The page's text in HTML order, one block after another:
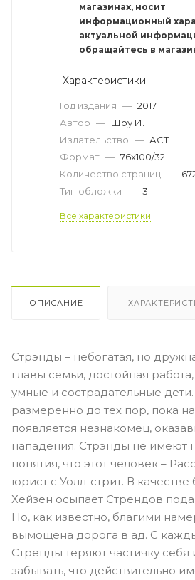
магазинах, носит
информационный
актуальной
обращайтесь в
Характеристики
Год издания — 2017
Автор — Шоу И.
Издательство — АСТ
Формат — 76x100/32
Количество страниц —
Тип обложки — 3
Все характеристики
ОПИСАНИЕ
Стрэнды – небогатая, но
главы семьи, достойная
умные и сострадательные
размеренно до тех пор, пока
появляется незнакомец,
нападения. Стрэнды не имеют
понятия, что этот человек –
юрист с Уолл-стрит. В качестве
Хейзен осыпает Стрендов
Но, как известно, благими
вымощена дорога в ад. С
Стренды теряют частичку
забывать, что действительно